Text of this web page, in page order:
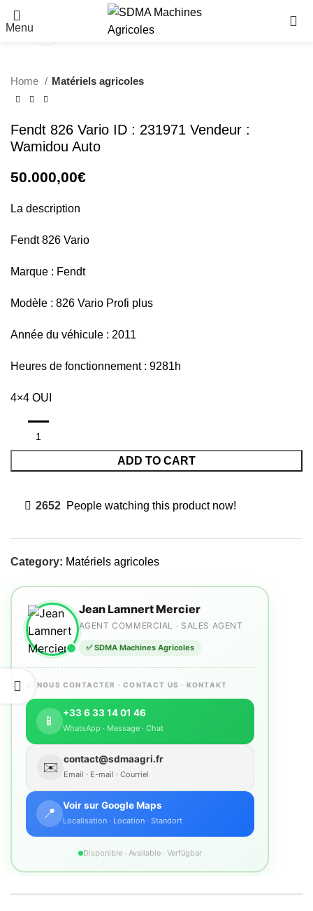
Menu Click to enlarge
Home Matériels agricoles
Fendt 826 Vario ID : 231971 Vendeur :
Wamidou Auto
50.000,00€
La description
Fendt 826 Vario
Marque : Fendt
Modèle : 826 Vario Profi plus
Année du véhicule : 2011
Heures de fonctionnement : 9281h
4×4 OUI
ADD TO CART
2652 People watching this product now!
Category: Matériels agricoles
Jean Lamnert Mercier
AGENT COMMERCIAL · SALES AGENT
✅ SDMA Machines Agricoles
📬 NOUS CONTACTER · CONTACT US · KONTAKT
📱
+33 6 33 14 01 46
WhatsApp · Message · Chat
✉️
contact@sdmaagri.fr
Email · E-mail · Courriel
📍
Voir sur Google Maps
Localisation · Location · Standort
Disponible · Available · Verfügbar